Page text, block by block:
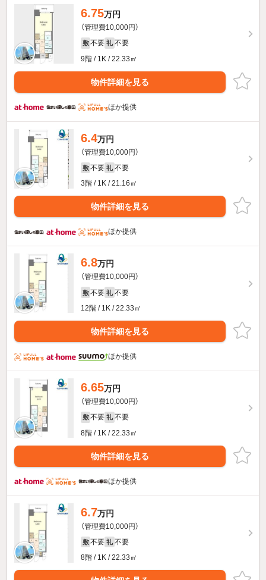
6.75万円
（管理費10,000円）
敷 不要 礼 不要
9階 / 1K / 22.33㎡
物件詳細を見る
ほか提供
6.4万円
（管理費10,000円）
敷 不要 礼 不要
3階 / 1K / 21.16㎡
物件詳細を見る
ほか提供
6.8万円
（管理費10,000円）
敷 不要 礼 不要
12階 / 1K / 22.33㎡
物件詳細を見る
ほか提供
6.65万円
（管理費10,000円）
敷 不要 礼 不要
8階 / 1K / 22.33㎡
物件詳細を見る
ほか提供
6.7万円
（管理費10,000円）
敷 不要 礼 不要
8階 / 1K / 22.33㎡